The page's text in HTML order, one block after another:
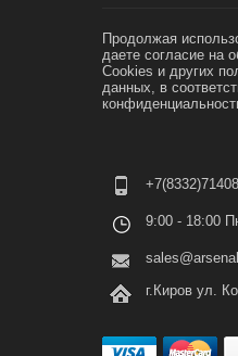
Продолжая
даете согласие на
Cookies и других
данных, в
9:00 - 18:00
г.Киров ул.